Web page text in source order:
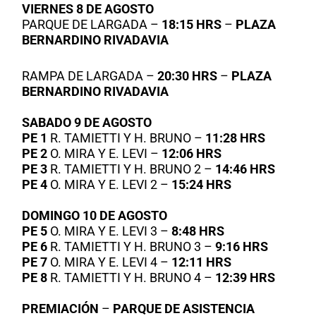
VIERNES 8 DE AGOSTO
PARQUE DE LARGADA – 18:15 HRS – PLAZA
BERNARDINO RIVADAVIA
RAMPA DE LARGADA –20:30 HRS – PLAZA
BERNARDINO RIVADAVIA
SABADO 9 DE AGOSTO
PE 1 R. TAMIETTI Y H. BRUNO – 11:28 HRS
PE 2 O. MIRA Y E. LEVI – 12:06 HRS
PE 3 R. TAMIETTI Y H. BRUNO 2 – 14:46 HRS
PE 4 O. MIRA Y E. LEVI 2 – 15:24 HRS
DOMINGO 10 DE AGOSTO
PE 5 O. MIRA Y E. LEVI 3 –8:48 HRS
PE 6 R. TAMIETTI Y H. BRUNO 3 –9:16 HRS
PE 7 O. MIRA Y E. LEVI 4 – 12:11 HRS
PE 8 R. TAMIETTI Y H. BRUNO 4 – 12:39 HRS
PREMIACIÓN – PARQUE DE ASISTENCIA